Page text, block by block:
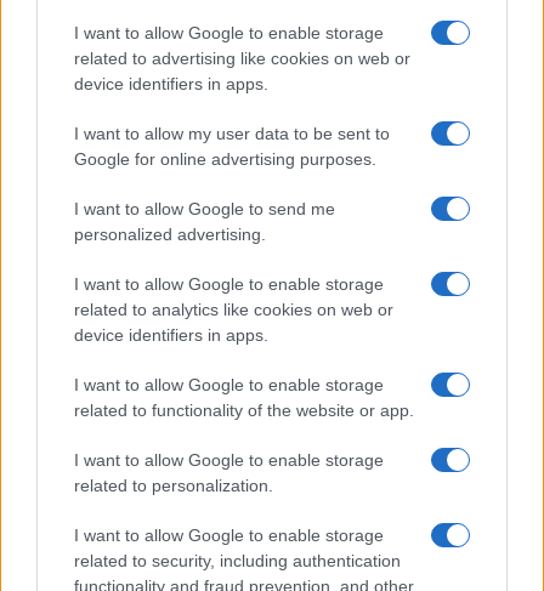
I want to allow Google to enable storage
related to advertising like cookies on web or
device identifiers in apps.
I want to allow my user data to be sent to
Google for online advertising purposes.
I want to allow Google to send me
personalized advertising.
I want to allow Google to enable storage
related to analytics like cookies on web or
device identifiers in apps.
I want to allow Google to enable storage
related to functionality of the website or app.
I want to allow Google to enable storage
related to personalization.
I want to allow Google to enable storage
related to security, including authentication
functionality and fraud prevention, and other
I nostri cari
Giovannimaria Cabras
Invia un Comunicato Stampa